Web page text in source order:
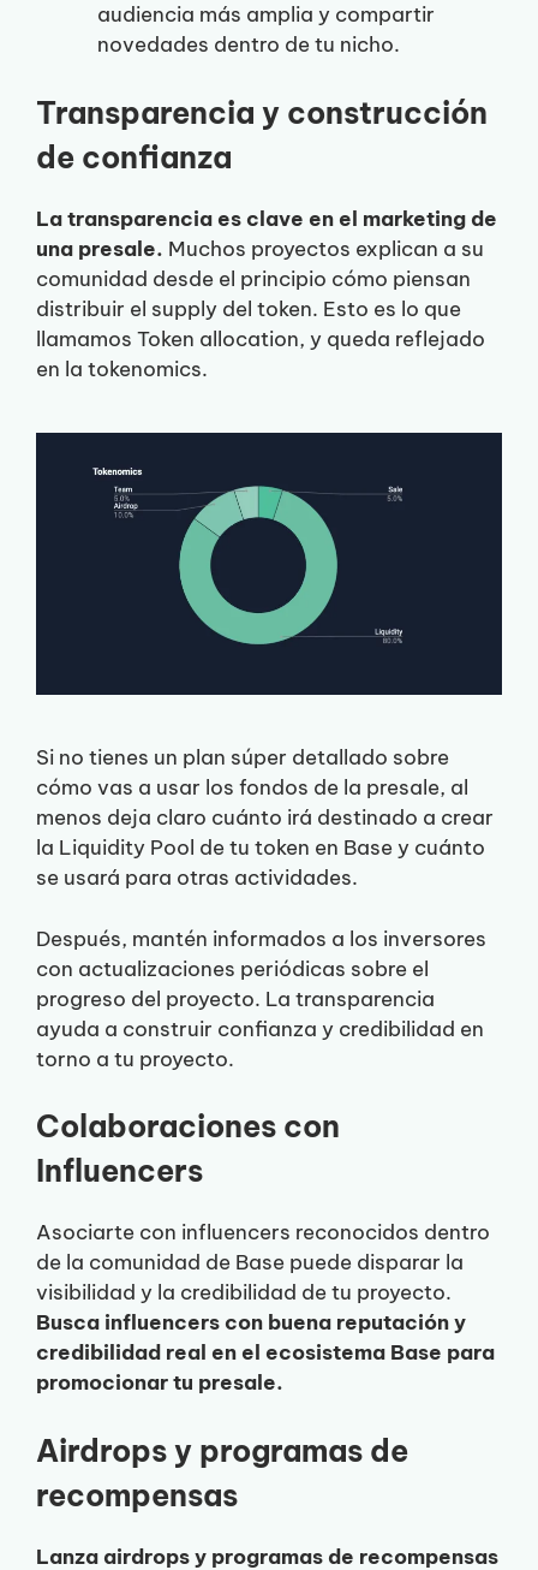
audiencia más amplia y compartir
novedades dentro de tu nicho.
Transparencia y construcción
de confianza
La transparencia es clave en el marketing de
una presale. Muchos proyectos explican a su
comunidad desde el principio cómo piensan
distribuir el supply del token. Esto es lo que
llamamos Token allocation, y queda reflejado
en la tokenomics.
Si no tienes un plan súper detallado sobre
cómo vas a usar los fondos de la presale, al
menos deja claro cuánto irá destinado a crear
la Liquidity Pool de tu token en Base y cuánto
se usará para otras actividades.
Después, mantén informados a los inversores
con actualizaciones periódicas sobre el
progreso del proyecto. La transparencia
ayuda a construir confianza y credibilidad en
torno a tu proyecto.
Colaboraciones con
Influencers
Asociarte con influencers reconocidos dentro
de la comunidad de Base puede disparar la
visibilidad y la credibilidad de tu proyecto.
Busca influencers con buena reputación y
credibilidad real en el ecosistema Base para
promocionar tu presale.
Airdrops y programas de
recompensas
Lanza airdrops y programas de recompensas